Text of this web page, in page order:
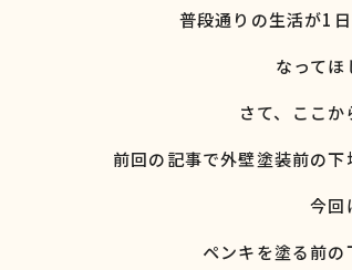
普段通りの生活が1
なってほ
さて、ここか
前回の記事で外壁塗装前の
今回
ペンキを塗る前